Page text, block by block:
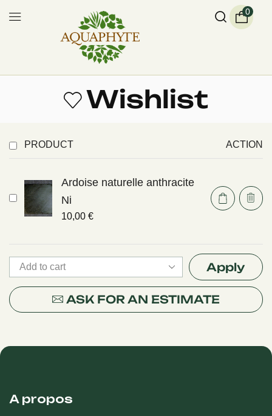
0
Wishlist
PRODUCT ACTION
Ardoise naturelle anthracite
Ni
10,00 €
Apply
ASK FOR AN ESTIMATE
A propos